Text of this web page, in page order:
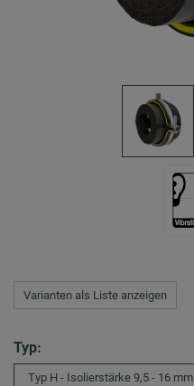
Varianten als Liste anzeigen
Typ:
Typ H - Isolierstärke 9,5 - 16 mm